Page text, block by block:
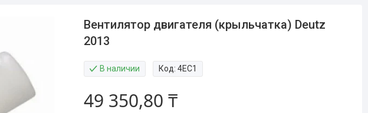
Вентилятор двигателя (крыльчатка) Deutz
2013
В наличии Код:4EC1
49 350,80 ₸